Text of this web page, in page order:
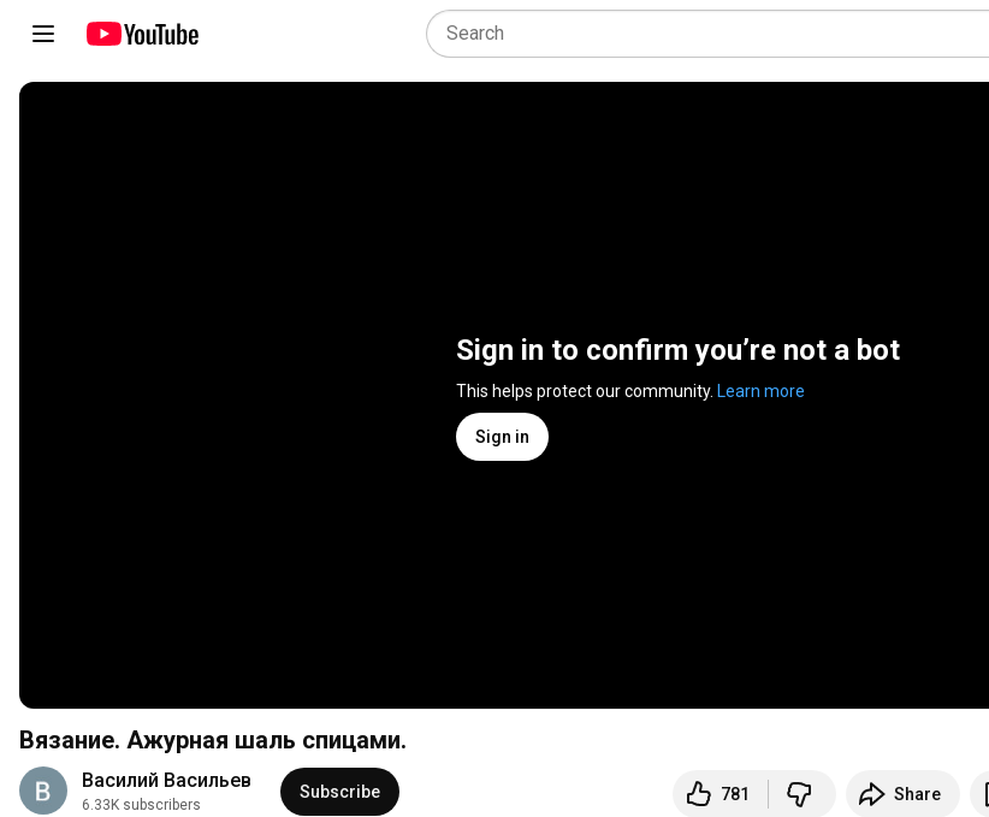
Sign in to confirm you’re not a bot
This helps protect our community. Learn more
Sign in
Вязание. Ажурная шаль спицами.
Василий Васильев
6.33K subscribers
Subscribe 781 Share